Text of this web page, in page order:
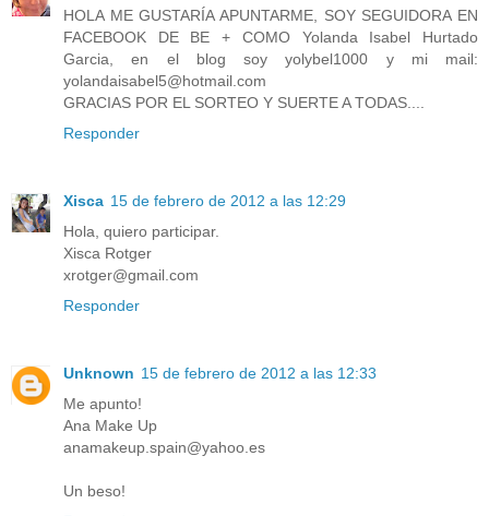
HOLA ME GUSTARÍA APUNTARME, SOY SEGUIDORA EN
FACEBOOK DE BE + COMO Yolanda Isabel Hurtado
Garcia, en el blog soy yolybel1000 y mi mail:
yolandaisabel5@hotmail.com
GRACIAS POR EL SORTEO Y SUERTE A TODAS....
Responder
Xisca 15 de febrero de 2012 a las 12:29
Hola, quiero participar.
Xisca Rotger
xrotger@gmail.com
Responder
Unknown 15 de febrero de 2012 a las 12:33
Me apunto!
Ana Make Up
anamakeup.spain@yahoo.es
Un beso!